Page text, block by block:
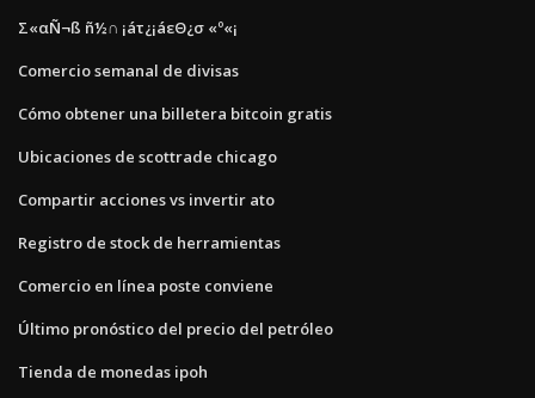
Σ«αÑ¬ß ñ½∩ ¡áτ¿¡áεΘ¿σ «º«¡
Comercio semanal de divisas
Cómo obtener una billetera bitcoin gratis
Ubicaciones de scottrade chicago
Compartir acciones vs invertir ato
Registro de stock de herramientas
Comercio en línea poste conviene
Último pronóstico del precio del petróleo
Tienda de monedas ipoh